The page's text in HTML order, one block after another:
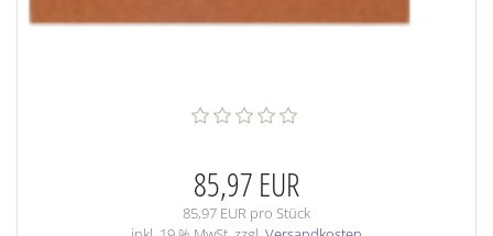
85,97 EUR
85,97 EUR pro Stück